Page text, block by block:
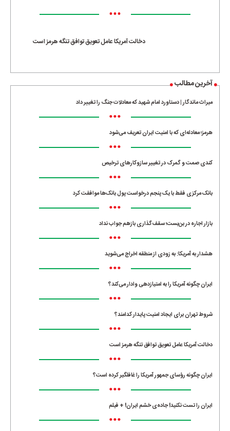
•••
دخالت آمریکا عامل تعویق توافق تنگه هرمز است
آخرین مطالب
میراث ماندگار | دستاورد امام شهید که معادلات جنگ را تغییر داد
•••
هرمز؛ معادله‌ای که با امنیت ایران تعریف می‌شود
•••
کندی صمت و گمرک در تغییر سازوکارهای ترخیص
•••
بانک مرکزی فقط با یک‌ پنجم درخواست پول بانک‌ها موافقت کرد
•••
بازار اجاره در بن‌بست؛ سقف‌گذاری بازهم جواب نداد
•••
هشدار به آمریکا: به زودی از منطقه اخراج می‌شوید
•••
ایران چگونه آمریکا را به امتیازدهی وادار می‌کند؟
•••
شروط تهران برای ایجاد امنیت پایدار کدامند؟
•••
دخالت آمریکا عامل تعویق توافق تنگه هرمز است
•••
ایران چگونه رؤسای جمهور آمریکا را غافلگیر کرده است؟
•••
ایران را تست نکنید! جاده‌ی خشم ایران! + فیلم
•••